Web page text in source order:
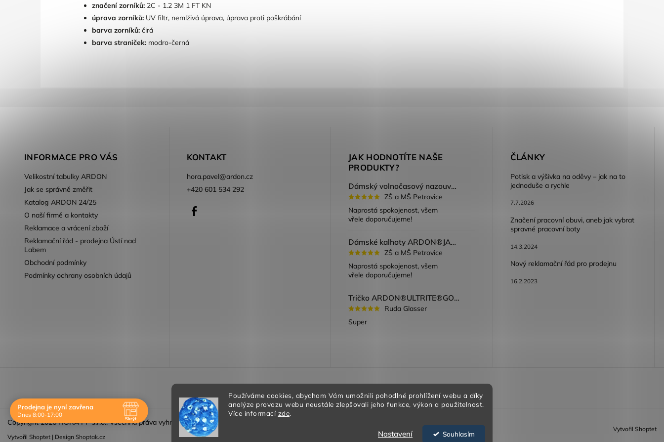
Používáme cookies, abychom Vám umožnili pohodlné prohlížení webu a díky
analýze provozu webu neustále zlepšovali jeho funkce, výkon a použitelnost.
Více informací zde.
Souhlasím
Nastavení
značení zorníků: 2C - 1.2 3M 1 FT KN
úprava zorníků: UV filtr, nemlživá úprava, úprava proti poškrábání
barva zorníků: čirá
barva straniček: modro-černá
INFORMACE PRO VÁS
Velikostní tabulky ARDON
Jak se správně změřit
Katalog ARDON 24/25
O naší firmě a kontakty
Reklamace a vrácení zboží
Reklamační řád - prodejna Ústí nad
Labem
Obchodní podmínky
Podmínky ochrany osobních údajů
KONTAKT
hora.pavel@ardon.cz
+420 601 534 292
JAK HODNOTÍTE NAŠE
PRODUKTY?
Dámský volnočasový nazouvák ARDON®JUNO - růžová
ZŠ a MŠ Petrovice
Naprostá spokojenost, všem
vřele doporučujeme!
Dámské kalhoty ARDON®JASVENA šedá
ZŠ a MŠ Petrovice
Naprostá spokojenost, všem
vřele doporučujeme!
Tričko ARDON®ULTRITE®GO! dámské růžová
Ruda Glasser
Super
ČLÁNKY
Potisk a výšivka na oděvy – jak na to
jednoduše a rychle
7.7.2026
Značení pracovní obuvi, aneb jak vybrat
spravné pracovní boty
14.3.2024
Nový reklamační řád pro prodejnu
16.2.2023
Vytvořil Shoptet
Copyright 2026HORA PP s.r.o.. Všechna práva vyhrazena.
Vytvořil Shoptet | Design Shoptak.cz
Prodejna je nyní zavřena
Dnes 8:00-17:00
Skrýt